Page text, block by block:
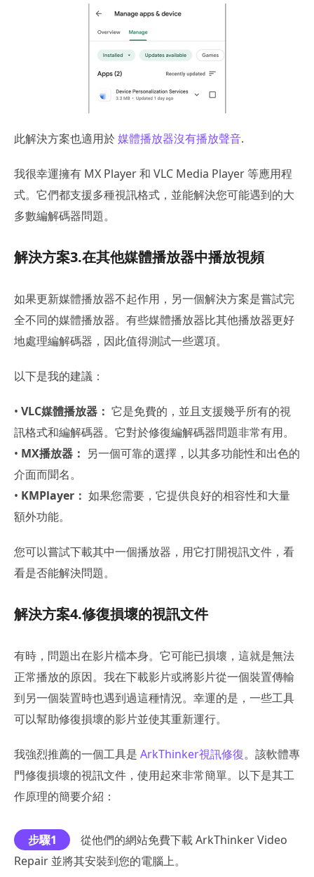
此解決方案也適用於媒體播放器沒有播放聲音.
我很幸運擁有 MX Player 和 VLC Media Player 等應用程
式。它們都支援多種視訊格式，並能解決您可能遇到的大
多數編解碼器問題。
解決方案3.在其他媒體播放器中播放視頻
如果更新媒體播放器不起作用，另一個解決方案是嘗試完
全不同的媒體播放器。有些媒體播放器比其他播放器更好
地處理編解碼器，因此值得測試一些選項。
以下是我的建議：
• VLC媒體播放器： 它是免費的，並且支援幾乎所有的視
訊格式和編解碼器。它對於修復編解碼器問題非常有用。
• MX播放器： 另一個可靠的選擇，以其多功能性和出色的
介面而聞名。
• KMPlayer： 如果您需要，它提供良好的相容性和大量
額外功能。
您可以嘗試下載其中一個播放器，用它打開視訊文件，看
看是否能解決問題。
解決方案4.修復損壞的視訊文件
有時，問題出在影片檔本身。它可能已損壞，這就是無法
正常播放的原因。我在下載影片或將影片從一個裝置傳輸
到另一個裝置時也遇到過這種情況。幸運的是，一些工具
可以幫助修復損壞的影片並使其重新運行。
我強烈推薦的一個工具是 ArkThinker視訊修復。該軟體專
門修復損壞的視訊文件，使用起來非常簡單。以下是其工
作原理的簡要介紹：
步驟1
從他們的網站免費下載 ArkThinker Video
Repair 並將其安裝到您的電腦上。